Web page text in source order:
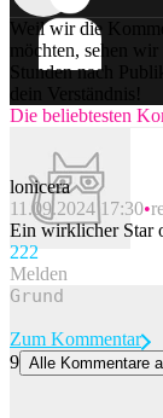
Weil wir die
möchten, sehen
Stunden nach
dein Verständnis!
Die beliebtesten
lonicera
11.09.2024 17:30
Ein wirklicher Star
222
Melden
Zum Kommentar
9 Alle Kommentare